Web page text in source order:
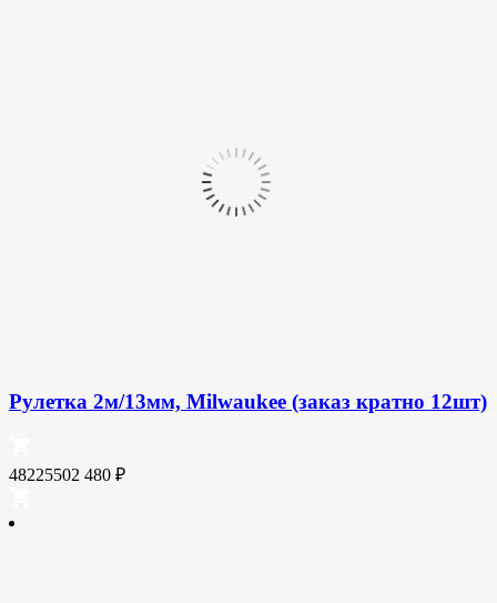
Рулетка 2м/13мм, Milwaukee (заказ кратно 12шт)
48225502 480 ₽